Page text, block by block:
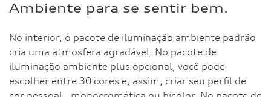
Ambiente para se sentir bem.
No interior, o pacote de iluminação ambiente padrão
cria uma atmosfera agradável. No pacote de
iluminação ambiente plus opcional, você pode
escolher entre 30 cores e, assim, criar seu perfil de